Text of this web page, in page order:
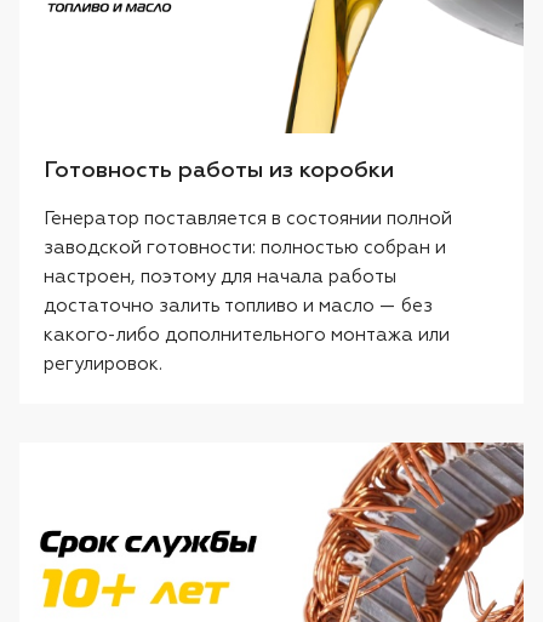
Готовность работы из коробки
Генератор поставляется в состоянии полной
заводской готовности: полностью собран и
настроен, поэтому для начала работы
достаточно залить топливо и масло — без
какого-либо дополнительного монтажа или
регулировок.